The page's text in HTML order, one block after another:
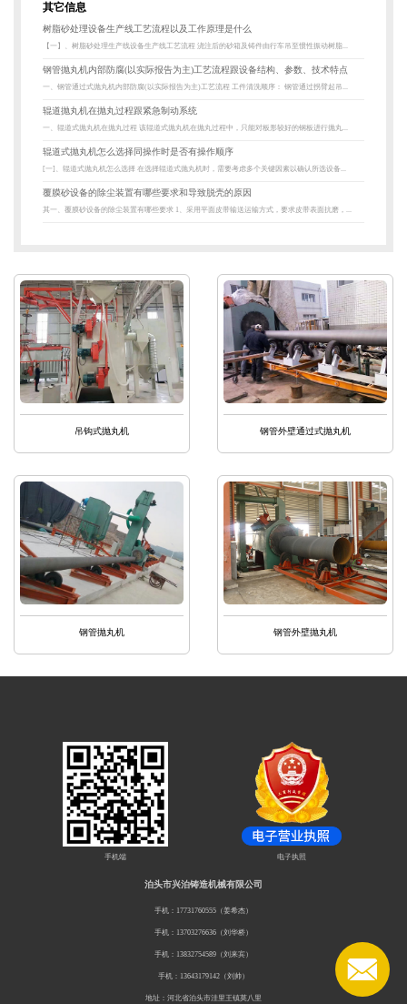
其它信息
树脂砂处理设备生产线工艺流程以及工作原理是什么
【一】、树脂砂处理生产线设备生产线工艺流程 浇注后的砂箱及铸件由行车吊至惯性振动树脂...
钢管抛丸机内部防腐(以实际报告为主)工艺流程跟设备结构、参数、技术特点
一、钢管通过式抛丸机内部防腐(以实际报告为主)工艺流程 工件清洗顺序： 钢管通过拐臂起吊...
辊道抛丸机在抛丸过程跟紧急制动系统
一、辊道式抛丸机在抛丸过程 该辊道式抛丸机在抛丸过程中，只能对板形较好的钢板进行抛丸...
辊道式抛丸机怎么选择同操作时是否有操作顺序
[一]、辊道式抛丸机怎么选择 在选择辊道式抛丸机时，需要考虑多个关键因素以确认所选设备...
覆膜砂设备的除尘装置有哪些要求和导致脱壳的原因
其一、覆膜砂设备的除尘装置有哪些要求 1、采用平面皮带输送运输方式，要求皮带表面抗磨，...
吊钩式抛丸机 钢管外壁通过式抛丸机
钢管抛丸机 钢管外壁抛丸机
电子执照
手机端
泊头市兴泊铸造机械有限公司
手机：17731760555（姜希杰）
手机：13703276636（刘华桥）
手机：13832754589（刘来宾）
手机：13643179142（刘帅）
地址：河北省泊头市洼里王镇莫八里